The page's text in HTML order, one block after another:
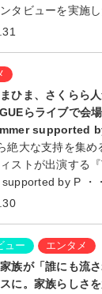
タビューを実施し
ひま、さくらら
らライブで会
supported
絶大な支持を集め
ストが出演する
by P ・
ュー エンタメ
族が「誰にも流
に。家族らしさ